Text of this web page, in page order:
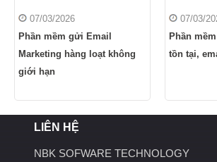
07/03/2026
Phần mềm gửi Email
Marketing hàng loạt không
giới hạn
07/03/
Phần
tồn tại,
LIÊN HỆ
NBK SOFWARE TECHNOLOGY